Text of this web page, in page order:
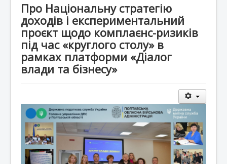
Про Національну стратегію
доходів і експериментальний
проєкт щодо комплаєнс-ризиків
під час «круглого столу» в
рамках платформи «Діалог
влади та бізнесу»